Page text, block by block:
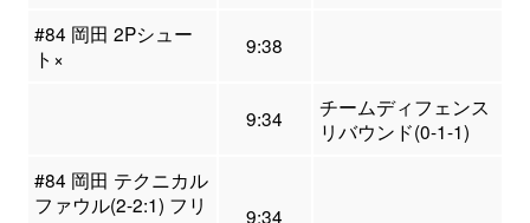
#84 岡田 2Pシュー
ト×
9:38
9:34
チームディフェンス
リバウンド(0-1-1)
#84 岡田 テクニカル
ファウル(2-2:1) フリ
9:34